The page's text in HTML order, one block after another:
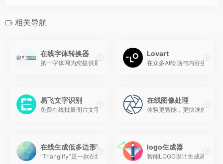
相关导航
在线字体转换器
第一字体网为您提供最全的字体转换器在线转换、艺术字体在线生
Lovart
在众多AI绘画与内容生成平
易飞文字识别
免费在线批量图片文字识别
在线图像处理
体验更智能，更快速的照片
在线生成低多边形背景
“Trianglify”是一款在线的低多边形背景生成工具，用户可以选择不
logo生成器
智能LOGO设计生成器，人